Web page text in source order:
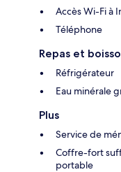
Accès Wi-Fi à
Téléphone
Repas et
Réfrigérateur
Eau minérale
Plus
Service de
Coffre-fort
portable